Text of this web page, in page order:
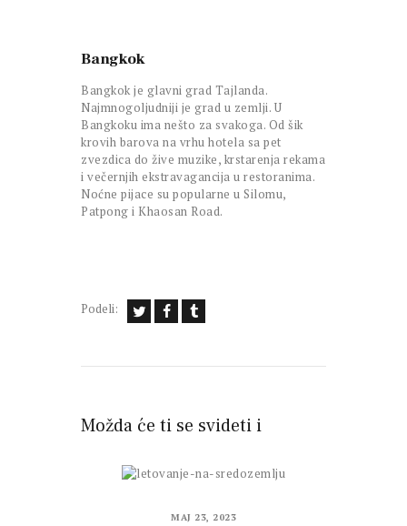
Bangkok
Bangkok je glavni grad Tajlanda.
Najmnogoljudniji je grad u zemlji. U
Bangkoku ima nešto za svakoga. Od šik
krovih barova na vrhu hotela sa pet
zvezdica do žive muzike, krstarenja rekama
i večernjih ekstravagancija u restoranima.
Noćne pijace su popularne u Silomu,
Patpong i Khaosan Road.
Podeli:
Možda će ti se svideti i
MAJ 23, 2023